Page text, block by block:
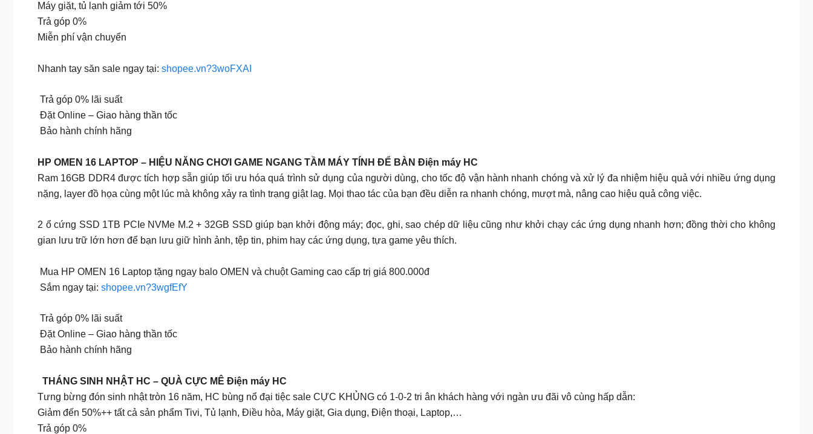
Máy giặt, tủ lạnh giảm tới 50%
Trả góp 0%
Miễn phí vận chuyển
Nhanh tay săn sale ngay tại: shopee.vn?3woFXAI
Trả góp 0% lãi suất
Đặt Online – Giao hàng thần tốc
Bảo hành chính hãng
HP OMEN 16 LAPTOP – HIỆU NĂNG CHƠI GAME NGANG TẦM MÁY TÍNH ĐỂ BÀN Điện máy HC
Ram 16GB DDR4 được tích hợp sẵn giúp tối ưu hóa quá trình sử dụng của người dùng, cho tốc độ vận hành nhanh chóng và xử lý đa nhiệm hiệu quả với nhiều ứng dụng
nặng, layer đồ họa cùng một lúc mà không xảy ra tình trạng giật lag. Mọi thao tác của bạn đều diễn ra nhanh chóng, mượt mà, nâng cao hiệu quả công việc.
2 ổ cứng SSD 1TB PCIe NVMe M.2 + 32GB SSD giúp bạn khởi động máy; đọc, ghi, sao chép dữ liệu cũng như khởi chạy các ứng dụng nhanh hơn; đồng thời cho không
gian lưu trữ lớn hơn để bạn lưu giữ hình ảnh, tệp tin, phim hay các ứng dụng, tựa game yêu thích.
Mua HP OMEN 16 Laptop tặng ngay balo OMEN và chuột Gaming cao cấp trị giá 800.000đ
Sắm ngay tại: shopee.vn?3wgfEfY
Trả góp 0% lãi suất
Đặt Online – Giao hàng thần tốc
Bảo hành chính hãng
️ ️ THÁNG SINH NHẬT HC – QUÀ CỰC MÊ Điện máy HC
Tưng bừng đón sinh nhật tròn 16 năm, HC bùng nổ đại tiệc sale CỰC KHỦNG có 1-0-2 tri ân khách hàng với ngàn ưu đãi vô cùng hấp dẫn:
Giảm đến 50%++ tất cả sản phẩm Tivi, Tủ lạnh, Điều hòa, Máy giặt, Gia dụng, Điện thoại, Laptop,…
Trả góp 0%